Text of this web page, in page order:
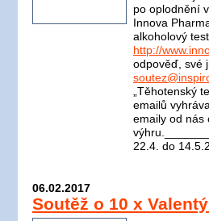
po oplodnění
Innova
alkoholový
http://
odpověď, své
„Těhotenský
emailů
emaily od nás
22.4. do
06.02.2017
Soutěž o 10 x